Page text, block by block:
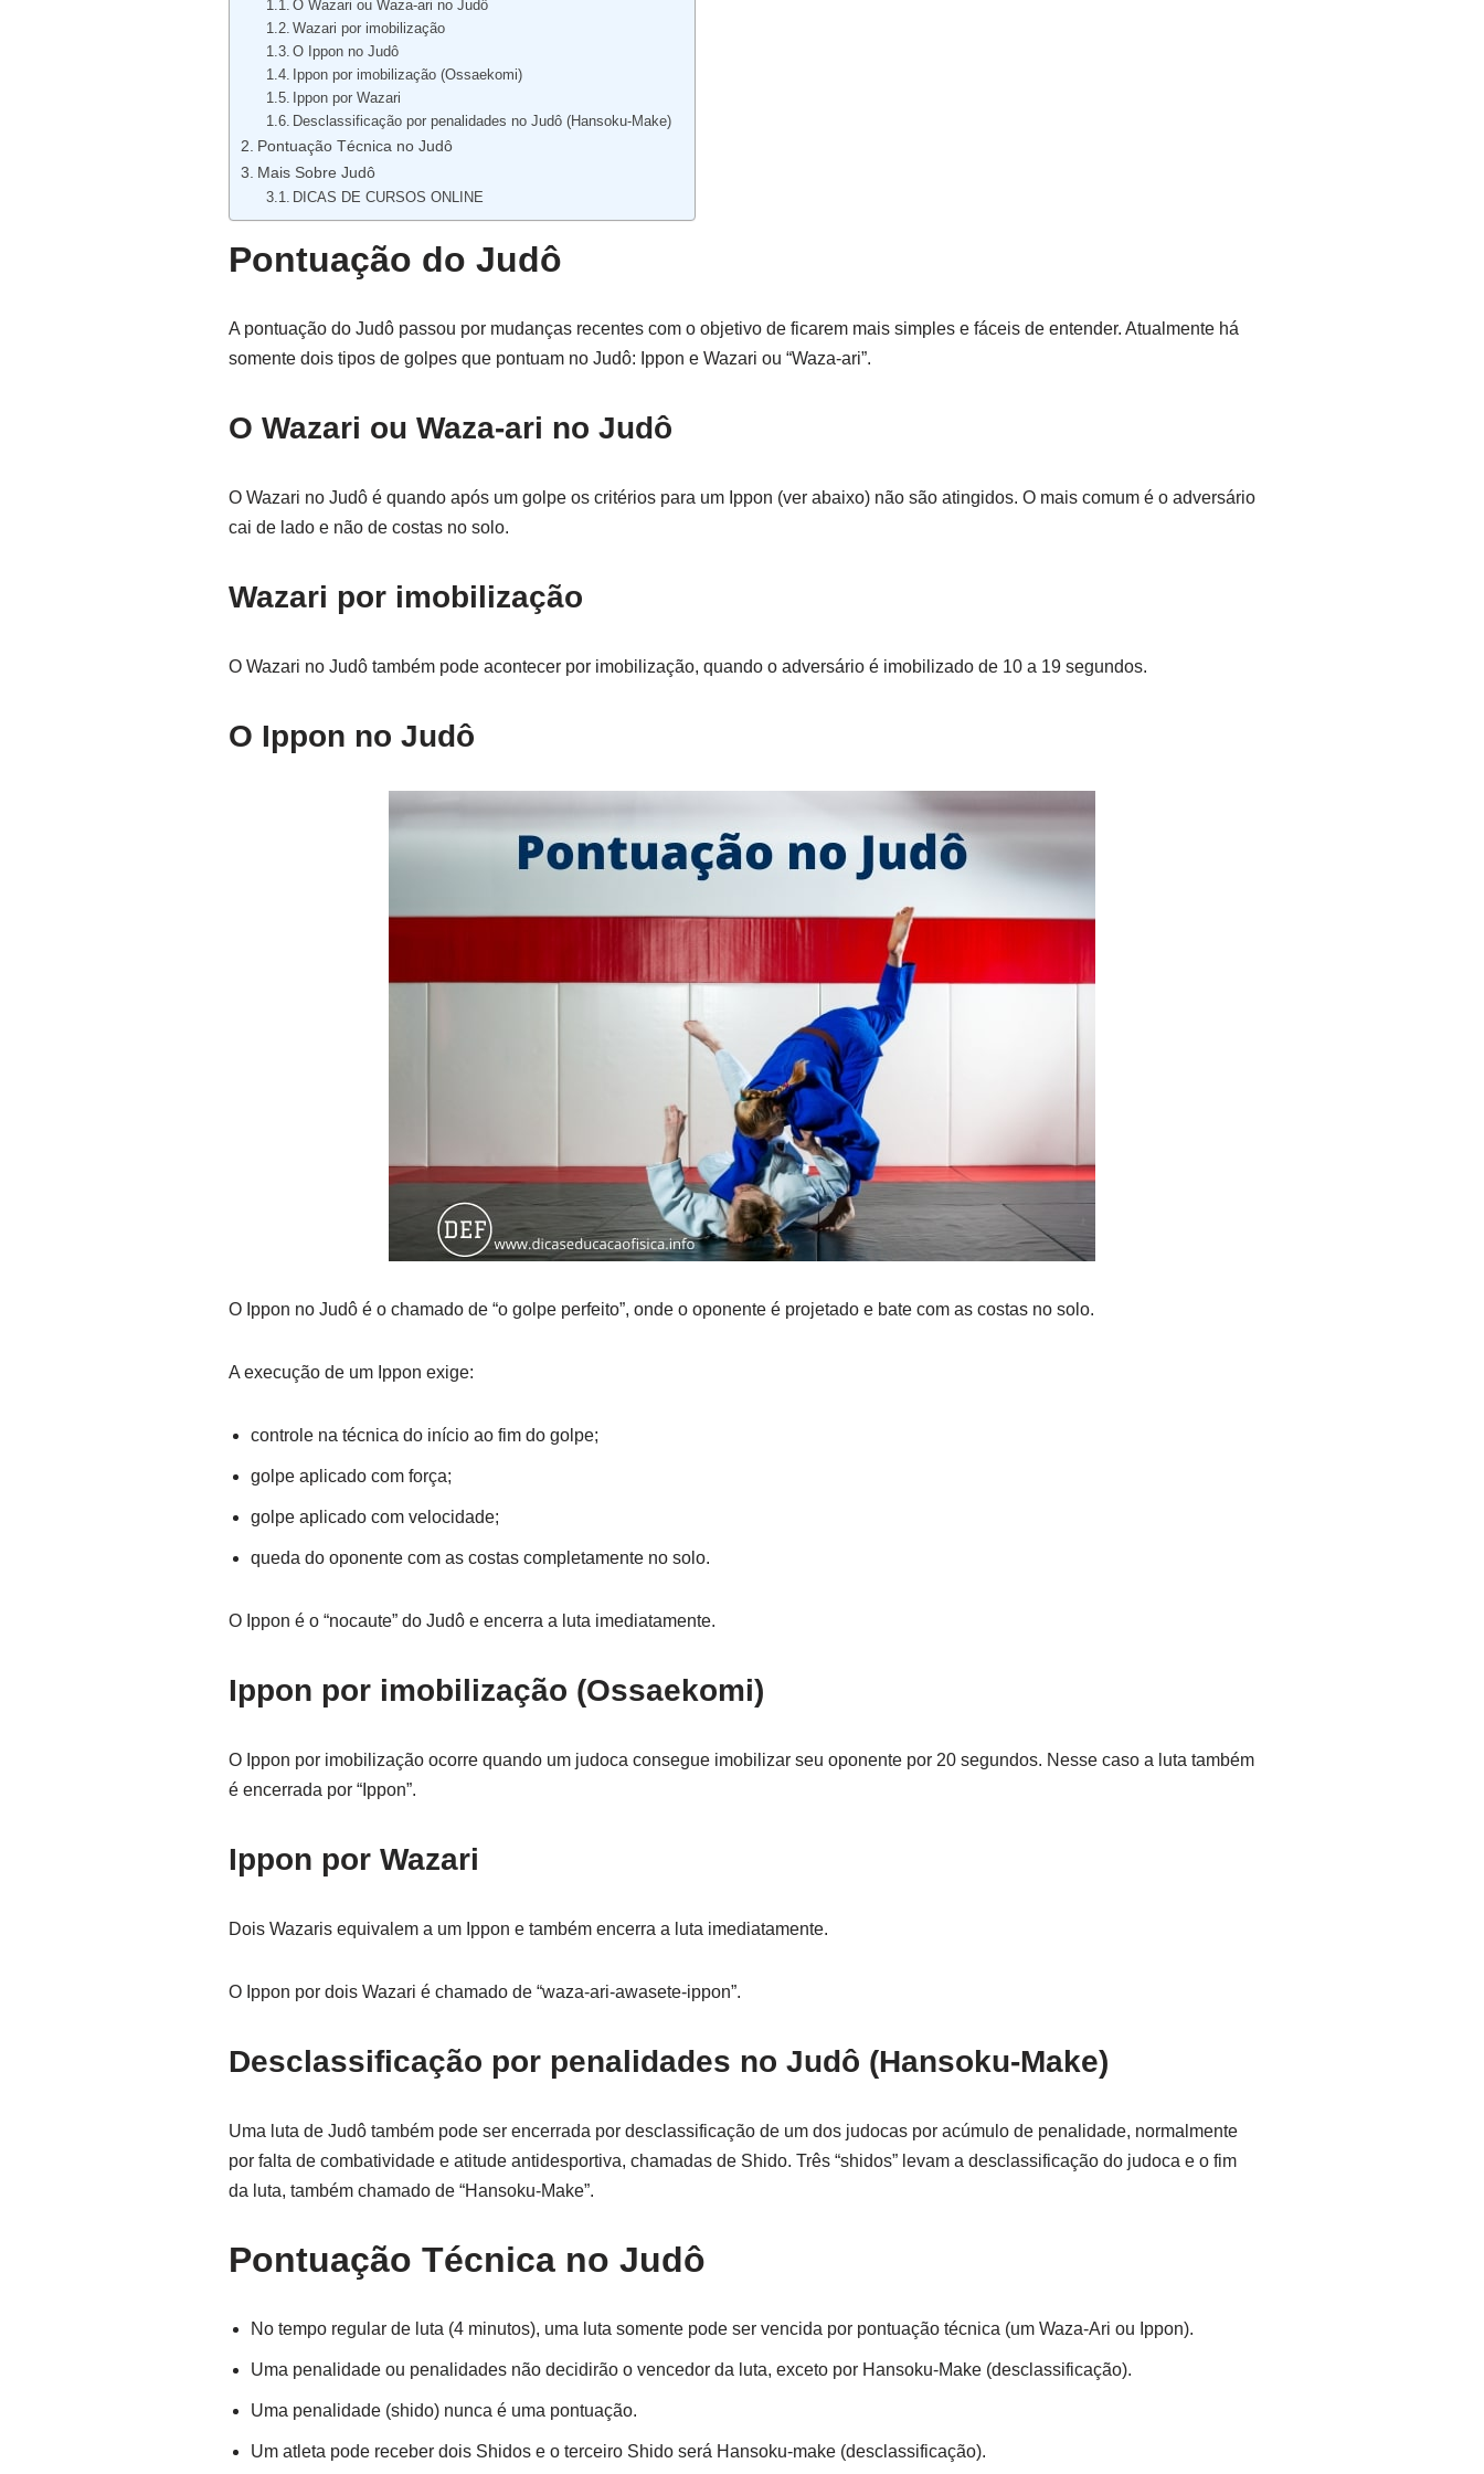
O Wazari ou Waza-ari no Judô
Wazari por imobilização
O Ippon no Judô
Ippon por imobilização (Ossaekomi)
Ippon por Wazari
Desclassificação por penalidades no Judô (Hansoku-Make)
Pontuação Técnica no Judô
Mais Sobre Judô
DICAS DE CURSOS ONLINE
Pontuação do Judô
A pontuação do Judô passou por mudanças recentes com o objetivo de ficarem mais simples e fáceis de entender. Atualmente há
somente dois tipos de golpes que pontuam no Judô: Ippon e Wazari ou “Waza-ari”.
O Wazari ou Waza-ari no Judô
O Wazari no Judô é quando após um golpe os critérios para um Ippon (ver abaixo) não são atingidos. O mais comum é o adversário
cai de lado e não de costas no solo.
Wazari por imobilização
O Wazari no Judô também pode acontecer por imobilização, quando o adversário é imobilizado de 10 a 19 segundos.
O Ippon no Judô
O Ippon no Judô é o chamado de “o golpe perfeito”, onde o oponente é projetado e bate com as costas no solo.
A execução de um Ippon exige:
controle na técnica do início ao fim do golpe;
golpe aplicado com força;
golpe aplicado com velocidade;
queda do oponente com as costas completamente no solo.
O Ippon é o “nocaute” do Judô e encerra a luta imediatamente.
Ippon por imobilização (Ossaekomi)
O Ippon por imobilização ocorre quando um judoca consegue imobilizar seu oponente por 20 segundos. Nesse caso a luta também
é encerrada por “Ippon”.
Ippon por Wazari
Dois Wazaris equivalem a um Ippon e também encerra a luta imediatamente.
O Ippon por dois Wazari é chamado de “waza-ari-awasete-ippon”.
Desclassificação por penalidades no Judô (Hansoku-Make)
Uma luta de Judô também pode ser encerrada por desclassificação de um dos judocas por acúmulo de penalidade, normalmente
por falta de combatividade e atitude antidesportiva, chamadas de Shido. Três “shidos” levam a desclassificação do judoca e o fim
da luta, também chamado de “Hansoku-Make”.
Pontuação Técnica no Judô
No tempo regular de luta (4 minutos), uma luta somente pode ser vencida por pontuação técnica (um Waza-Ari ou Ippon).
Uma penalidade ou penalidades não decidirão o vencedor da luta, exceto por Hansoku-Make (desclassificação).
Uma penalidade (shido) nunca é uma pontuação.
Um atleta pode receber dois Shidos e o terceiro Shido será Hansoku-make (desclassificação).